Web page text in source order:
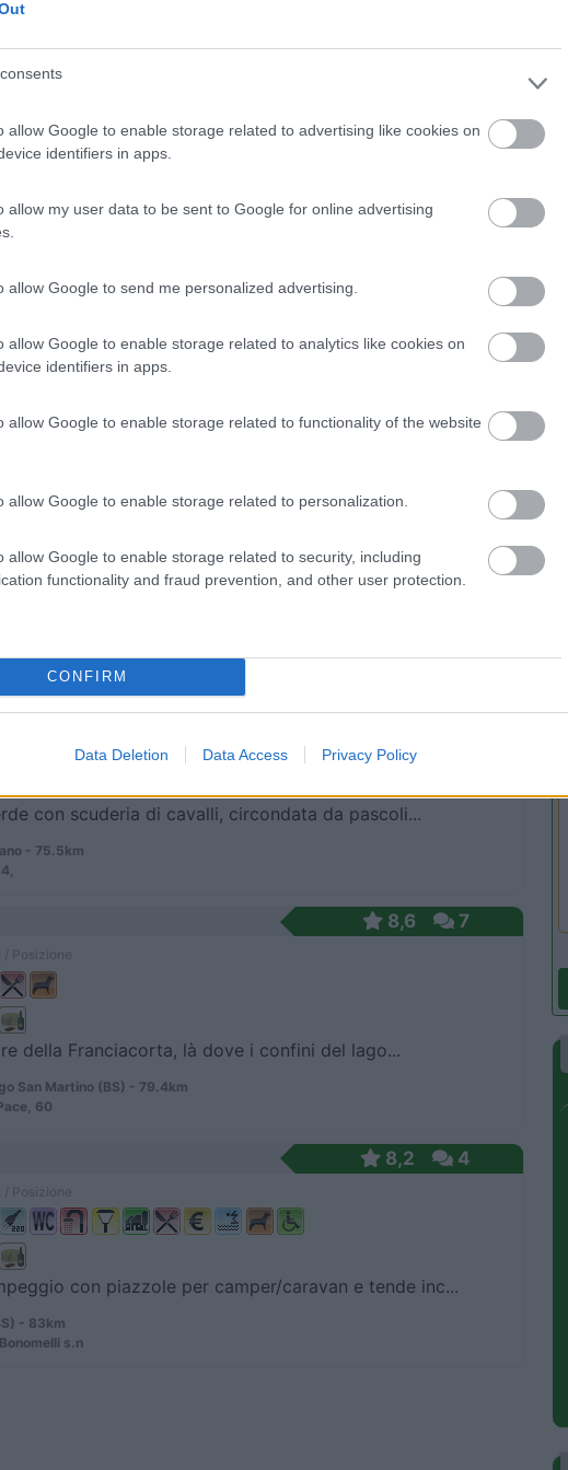
allow Google to enable storage related to advertising like cookies on
identifiers in apps.
allow my user data to be sent to Google for online advertising
allow Google to send me personalized advertising.
allow Google to enable storage related to analytics like cookies on
identifiers in apps.
allow Google to enable storage related to functionality of the website
allow Google to enable storage related to personalization.
allow Google to enable storage related to security, including
functionality and fraud prevention, and other user protection.
CONFIRM
Data Deletion Data Access Privacy Policy
Posizione
(PC) - 71.8km
Pallaroni 33
8,5
Posizione
su terreno pianeggiante per tende con 2 piazz...
Scrivia (AL) - 73.2km
2 km dal paese (raggiungibile a piedi) punto sost...
Posizione
con scuderia di cavalli, circondata da pascoli...
- 75.5km
8,6 7
della Franciacorta, là dove i confini del lago...
San Martino (BS) - 79.4km
60
8,2 4
con piazzole per camper/caravan e tende inc...
- 83km
s.n